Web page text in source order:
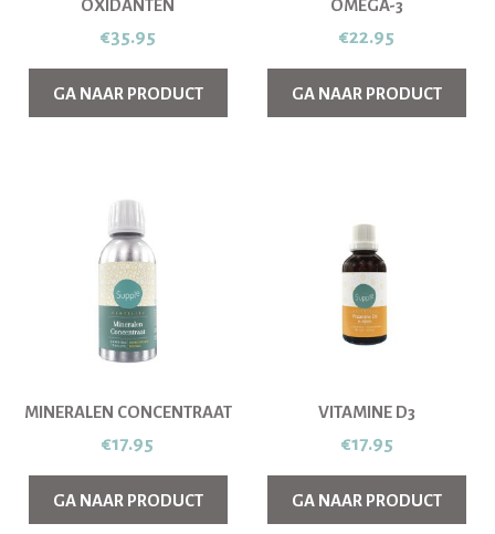
OXIDANTEN
€35.95
GA NAAR PRODUCT
OMEGA-3
€22.95
GA NAAR PRODUCT
MINERALEN CONCENTRAAT
€17.95
GA NAAR PRODUCT
VITAMINE D3
€17.95
GA NAAR PRODUCT